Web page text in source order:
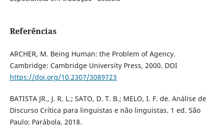
Referências
ARCHER, M. Being Human: the Problem of Agency.
Cambridge: Cambridge University Press, 2000. DOI
https://doi.org/10.2307/3089723
BATISTA JR., J. R. L.; SATO, D. T. B.; MELO, I. F. de. Análise de
Discurso Crítica para linguistas e não linguistas. 1 ed. São
Paulo: Parábola, 2018.